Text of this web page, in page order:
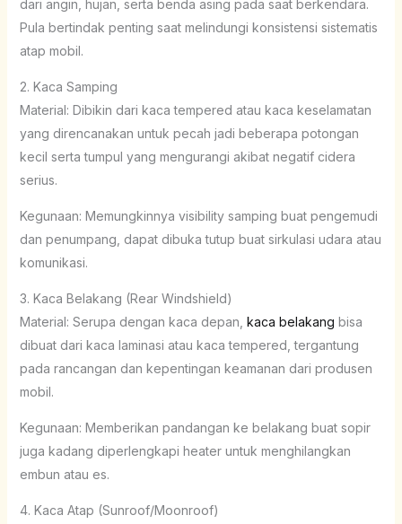
dari angin, hujan, serta benda asing pada saat berkendara.
Pula bertindak penting saat melindungi konsistensi sistematis
atap mobil.
2. Kaca Samping
Material: Dibikin dari kaca tempered atau kaca keselamatan
yang direncanakan untuk pecah jadi beberapa potongan
kecil serta tumpul yang mengurangi akibat negatif cidera
serius.
Kegunaan: Memungkinnya visibility samping buat pengemudi
dan penumpang, dapat dibuka tutup buat sirkulasi udara atau
komunikasi.
3. Kaca Belakang (Rear Windshield)
Material: Serupa dengan kaca depan, kaca belakang bisa
dibuat dari kaca laminasi atau kaca tempered, tergantung
pada rancangan dan kepentingan keamanan dari produsen
mobil.
Kegunaan: Memberikan pandangan ke belakang buat sopir
juga kadang diperlengkapi heater untuk menghilangkan
embun atau es.
4. Kaca Atap (Sunroof/Moonroof)